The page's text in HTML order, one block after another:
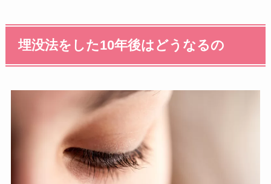
埋没法をした10年後はどうなるの